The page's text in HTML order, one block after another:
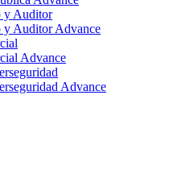
y Auditor
y Auditor Advance
Advance
Advance